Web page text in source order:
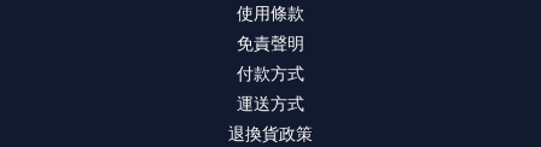
使用條款
免責聲明
付款方式
運送方式
退換貨政策